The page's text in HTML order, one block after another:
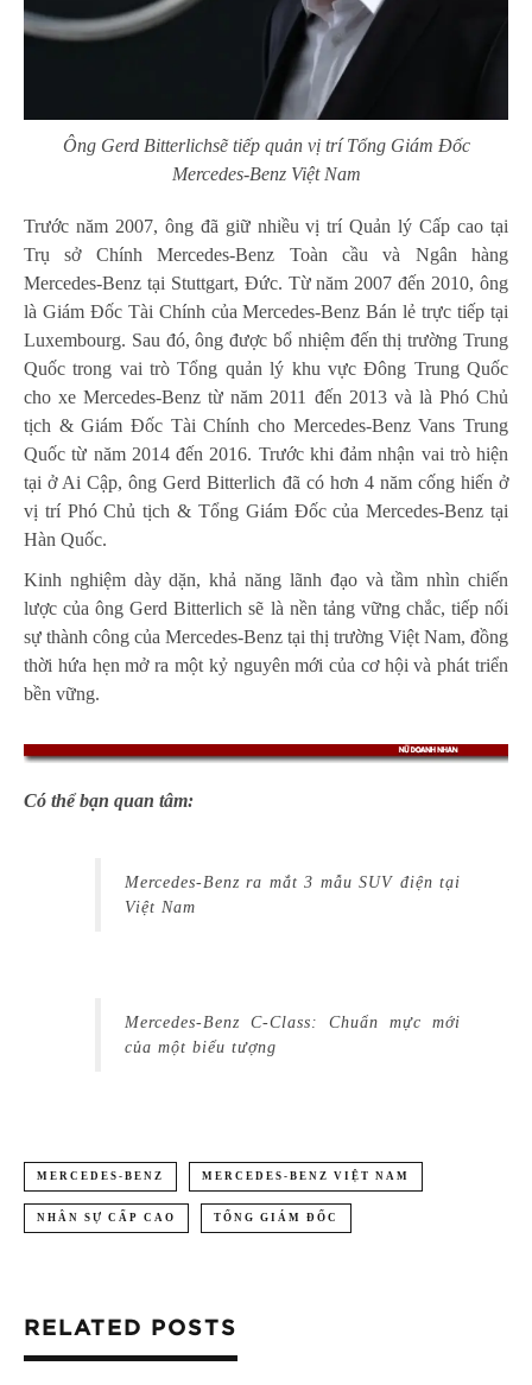
Ông Gerd Bitterlichsẽ tiếp quản vị trí Tổng Giám Đốc
Mercedes-Benz Việt Nam
Trước năm 2007, ông đã giữ nhiều vị trí Quản lý Cấp cao tại
Trụ sở Chính Mercedes-Benz Toàn cầu và Ngân hàng
Mercedes-Benz tại Stuttgart, Đức. Từ năm 2007 đến 2010, ông
là Giám Đốc Tài Chính của Mercedes-Benz Bán lẻ trực tiếp tại
Luxembourg. Sau đó, ông được bổ nhiệm đến thị trường Trung
Quốc trong vai trò Tổng quản lý khu vực Đông Trung Quốc
cho xe Mercedes-Benz từ năm 2011 đến 2013 và là Phó Chủ
tịch & Giám Đốc Tài Chính cho Mercedes-Benz Vans Trung
Quốc từ năm 2014 đến 2016. Trước khi đảm nhận vai trò hiện
tại ở Ai Cập, ông Gerd Bitterlich đã có hơn 4 năm cống hiến ở
vị trí Phó Chủ tịch & Tổng Giám Đốc của Mercedes-Benz tại
Hàn Quốc.
Kinh nghiệm dày dặn, khả năng lãnh đạo và tầm nhìn chiến
lược của ông Gerd Bitterlich sẽ là nền tảng vững chắc, tiếp nối
sự thành công của Mercedes-Benz tại thị trường Việt Nam, đồng
thời hứa hẹn mở ra một kỷ nguyên mới của cơ hội và phát triển
bền vững.
Có thể bạn quan tâm:
Mercedes-Benz ra mắt 3 mẫu SUV điện tại
Việt Nam
Mercedes-Benz C-Class: Chuẩn mực mới
của một biểu tượng
MERCEDES-BENZ MERCEDES-BENZ VIỆT NAM
NHÂN SỰ CẤP CAO TỔNG GIÁM ĐỐC
RELATED POSTS